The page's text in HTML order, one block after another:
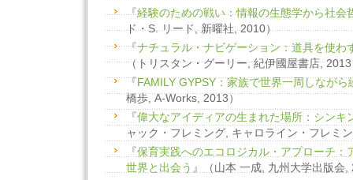
『経験のための戦い：情報の生態学から社会
ド・S. リード, 新曜社, 2010）
『ナチュラル・ナビゲーション：道具を使わ
（トリスタン・グーリー, 紀伊國屋書店,
『FAMILY GYPSY：家族で世界一周しながら
橋歩, A-Works, 2013）
『偉大なアイディアの生まれた場所：シンキ
ャック・フレミング, キャロライン・フレミ
『保育実践へのエコロジカル・アプローチ：
世界と出会う 』（山本 一成, 九州大学出版会,